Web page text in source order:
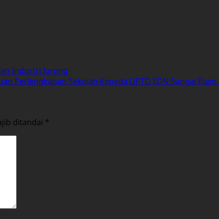
Industri Jorong
Perlengkapan Sekolah Kepada UPTD SDN Sungai Riam
ditandai *